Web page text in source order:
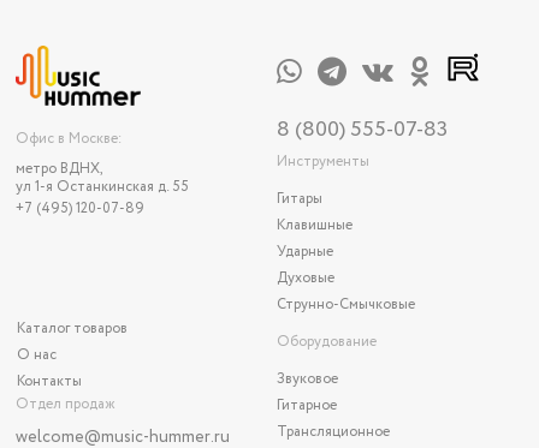
Офис в Москве:
метро ВДНХ,
ул 1-я Останкинская д. 55
+7 (495) 120-07-89
Каталог товаров
О нас
Контакты
Отдел продаж
welcome@music-hummer.ru
8 (800) 555-07-83
Инструменты
Гитары
Клавишные
Ударные
Духовые
Струнно-Смычковые
Оборудование
Звуковое
Гитарное
Трансляционное